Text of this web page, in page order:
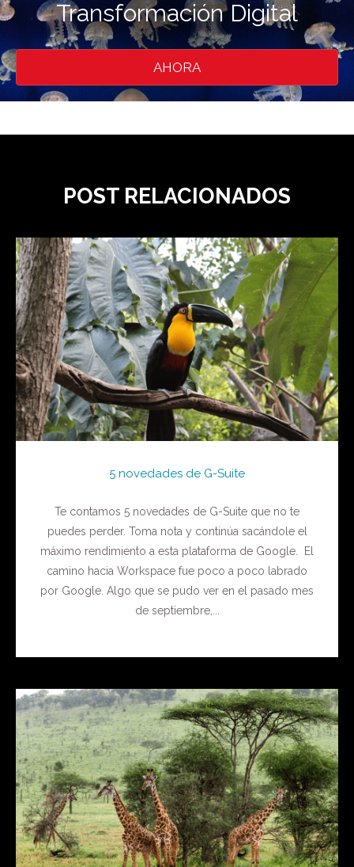
Transformación Digital
AHORA
POST RELACIONADOS
5 novedades de G-Suite
Te contamos 5 novedades de G-Suite que no te
puedes perder. Toma nota y continúa sacándole el
máximo rendimiento a esta plataforma de Google. El
camino hacia Workspace fue poco a poco labrado
por Google. Algo que se pudo ver en el pasado mes
de septiembre,...